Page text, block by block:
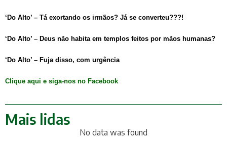
‘Do Alto’ – Tá exortando os irmãos? Já se converteu???!
‘Do Alto’ – Deus não habita em templos feitos por mãos humanas?
‘Do Alto’ – Fuja disso, com urgência
Clique aqui e siga-nos no Facebook
Mais lidas
No data was found